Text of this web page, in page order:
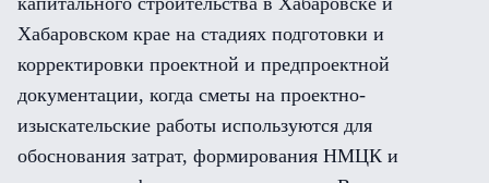
Хабаровском крае на стадиях подготовки и
корректировки проектной и предпроектной
документации, когда сметы на проектно-
изыскательские работы используются для
обоснования затрат, формирования НМЦК и